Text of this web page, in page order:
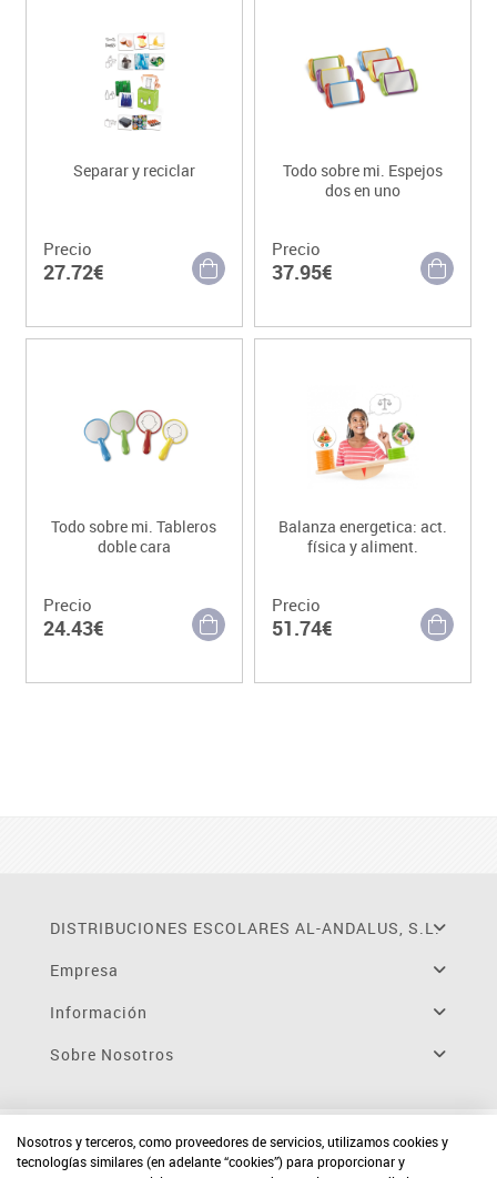
Separar y reciclar
Precio
27.72€
Todo sobre mi. Espejos
dos en uno
Precio
37.95€
Todo sobre mi. Tableros
doble cara
Precio
24.43€
Balanza energetica: act.
física y aliment.
Precio
51.74€
DISTRIBUCIONES ESCOLARES AL-ANDALUS, S.L.
Empresa
Información
Sobre Nosotros
Nosotros y terceros, como proveedores de servicios, utilizamos cookies y
tecnologías similares (en adelante “cookies”) para proporcionar y